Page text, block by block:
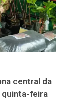
central da
quinta-feira